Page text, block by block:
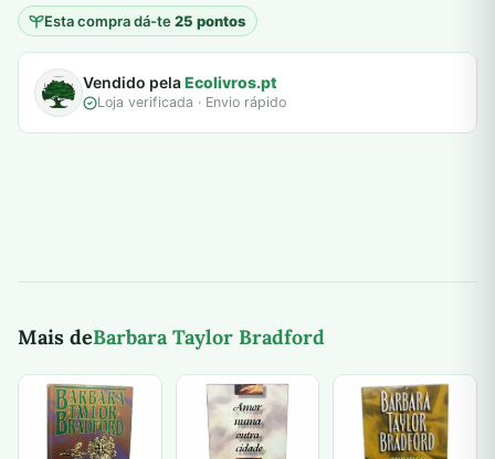
Esta compra dá-te25 pontos
Vendido pelaEcolivros.pt
Loja verificada · Envio rápido
Mais deBarbara Taylor Bradford